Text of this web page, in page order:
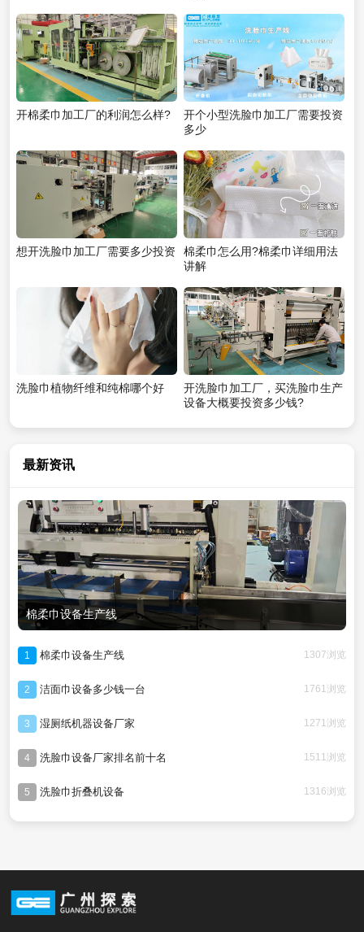
开棉柔巾加工厂的利润怎么样?
开个小型洗脸巾加工厂需要投资
多少
想开洗脸巾加工厂需要多少投资
棉柔巾怎么用?棉柔巾详细用法
讲解
洗脸巾植物纤维和纯棉哪个好
开洗脸巾加工厂，买洗脸巾生产
设备大概要投资多少钱?
最新资讯
棉柔巾设备生产线
1 棉柔巾设备生产线 1307浏览
2 洁面巾设备多少钱一台 1761浏览
3 湿厕纸机器设备厂家 1271浏览
4 洗脸巾设备厂家排名前十名 1511浏览
5 洗脸巾折叠机设备 1316浏览